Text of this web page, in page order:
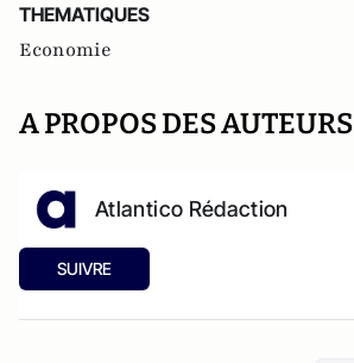
THEMATIQUES
Economie
A PROPOS DES AUTEURS
Atlantico Rédaction
SUIVRE